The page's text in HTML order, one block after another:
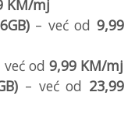
KM/mj
– već od9,99
već od 9,99 KM/mj
– već od 23,99